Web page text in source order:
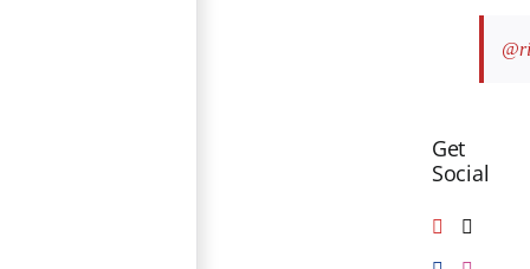
Get
Social